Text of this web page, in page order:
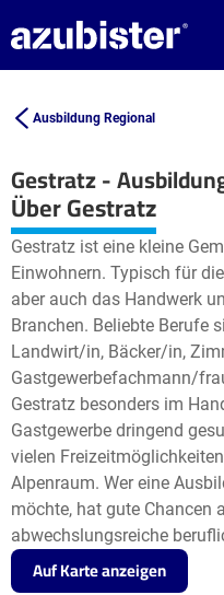
Ausbildung Regional
Gestratz -
+
−
Über Gestratz
Gestratz ist eine kleine
Einwohnern. Typisch für
aber auch das Handwerk
Branchen. Beliebte Berufe
Landwirt/in, Bäcker/in,
Gastgewerbefachmann/
Gestratz besonders im
Gastgewerbe dringend
vielen
Alpenraum. Wer eine
möchte, hat gute Chancen
abwechslungsreiche
Auf Karte anzeigen